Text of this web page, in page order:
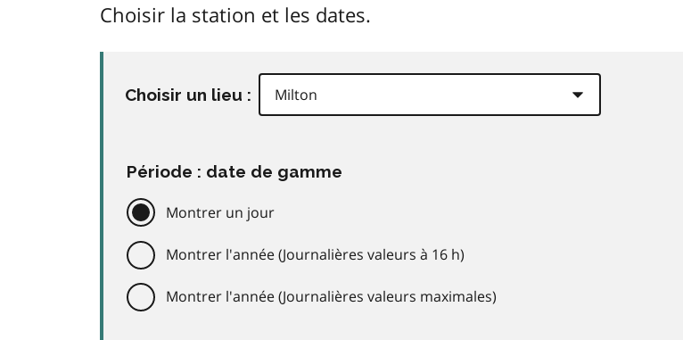
Choisir la station et les dates.
Choisir un lieu :
Période : date de gamme
Montrer un jour
Montrer l'année (Journalières valeurs à 16 h)
Montrer l'année (Journalières valeurs maximales)